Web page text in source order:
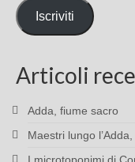
mail
Iscriviti
Articoli
Adda, fiume sacro
Maestri lungo